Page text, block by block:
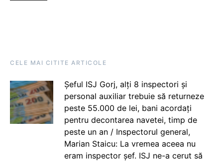
CELE MAI CITITE ARTICOLE
Șeful ISJ Gorj, alți 8 inspectori și
personal auxiliar trebuie să returneze
peste 55.000 de lei, bani acordați
pentru decontarea navetei, timp de
peste un an / Inspectorul general,
Marian Staicu: La vremea aceea nu
eram inspector șef. ISJ ne-a cerut să